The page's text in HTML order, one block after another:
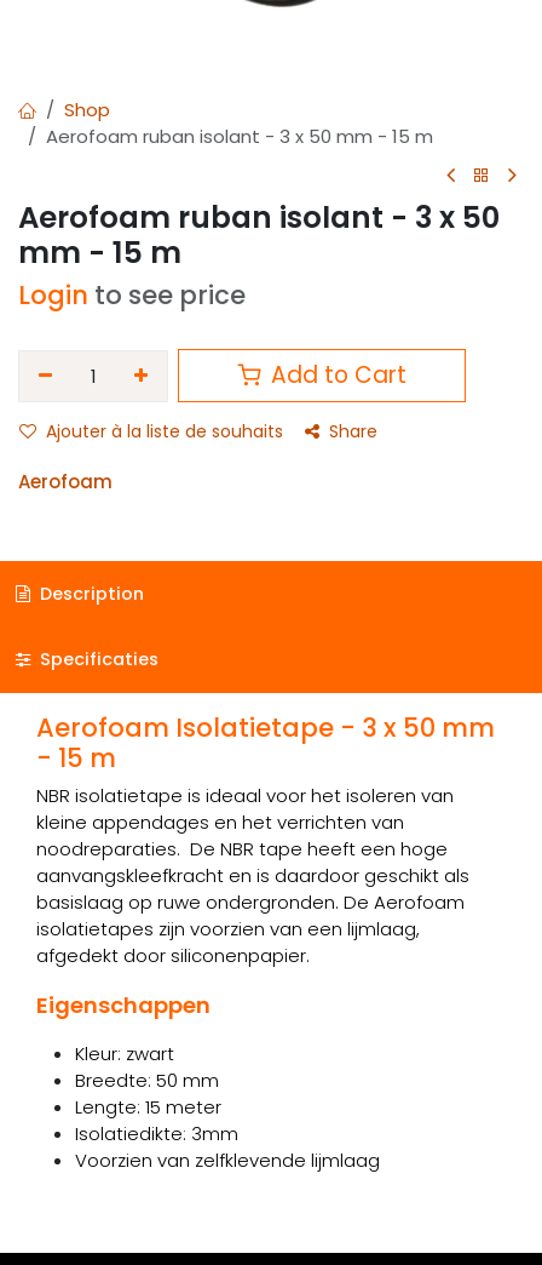
Shop
Aerofoam ruban isolant - 3 x 50 mm - 15 m
Aerofoam ruban isolant - 3 x 50
mm - 15 m
Login to see price
Add to Cart
Ajouter à la liste de souhaits Share
Aerofoam
Description
Specificaties
Aerofoam Isolatietape - 3 x 50 mm
- 15 m
NBR isolatietape is ideaal voor het isoleren van
kleine appendages en het verrichten van
noodreparaties. De NBR tape heeft een hoge
aanvangskleefkracht en is daardoor geschikt als
basislaag op ruwe ondergronden. De Aerofoam
isolatietapes zijn voorzien van een lijmlaag,
afgedekt door siliconenpapier.
Eigenschappen
Kleur: zwart
Breedte: 50 mm
Lengte: 15 meter
Isolatiedikte: 3mm
Voorzien van zelfklevende lijmlaag